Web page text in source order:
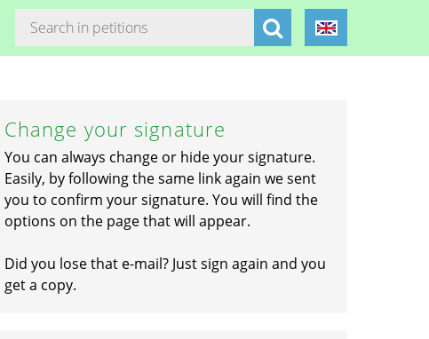
Change your signature
You can always change or hide your signature.
Easily, by following the same link again we sent
you to confirm your signature. You will find the
options on the page that will appear.
Did you lose that e-mail? Just sign again and you
get a copy.